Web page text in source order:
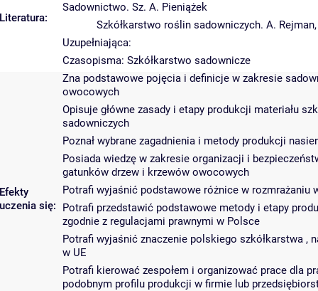
Literatura:
Sadownictwo. Sz. A. Pieniążek
Szkółkarstwo roślin sadowniczych. A. Rejman,
Uzupełniająca:
Czasopisma: Szkółkarstwo sadownicze
Efekty
uczenia się:
Zna podstawowe pojęcia i definicje w zakresie
owocowych
Opisuje główne zasady i etapy produkcji materiału
sadowniczych
Poznał wybrane zagadnienia i metody produkcji
Posiada wiedzę w zakresie organizacji i
gatunków drzew i krzewów owocowych
Potrafi wyjaśnić podstawowe różnice w rozmrażaniu
Potrafi przedstawić podstawowe metody i etapy
zgodnie z regulacjami prawnymi w Polsce
Potrafi wyjaśnić znaczenie polskiego szkółkarstwa
w UE
Potrafi kierować zespołem i organizować prace dla
podobnym profilu produkcji w firmie lub